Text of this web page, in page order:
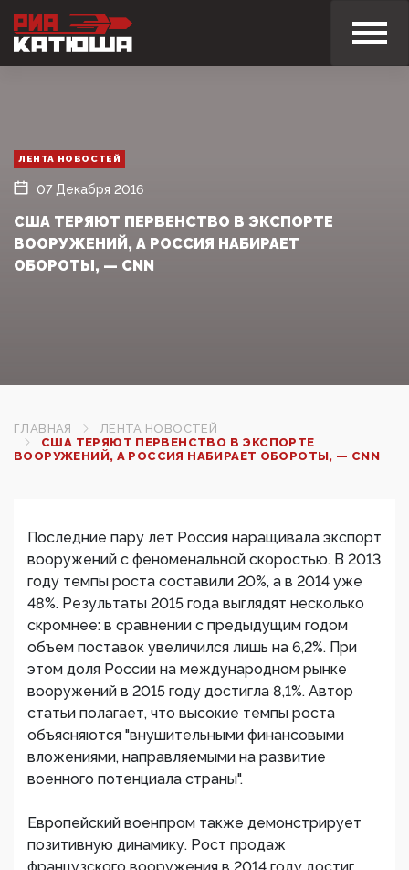
ЛЕНТА НОВОСТЕЙ
07 Декабря 2016
США ТЕРЯЮТ ПЕРВЕНСТВО В ЭКСПОРТЕ
ВООРУЖЕНИЙ, А РОССИЯ НАБИРАЕТ
ОБОРОТЫ, — CNN
ГЛАВНАЯ
ЛЕНТА НОВОСТЕЙ
США ТЕРЯЮТ ПЕРВЕНСТВО В ЭКСПОРТЕ
ВООРУЖЕНИЙ, А РОССИЯ НАБИРАЕТ ОБОРОТЫ, — CNN
Последние пару лет Россия наращивала экспорт
вооружений с феноменальной скоростью. В 2013
году темпы роста составили 20%, а в 2014 уже
48%. Результаты 2015 года выглядят несколько
скромнее: в сравнении с предыдущим годом
объем поставок увеличился лишь на 6,2%. При
этом доля России на международном рынке
вооружений в 2015 году достигла 8,1%. Автор
статьи полагает, что высокие темпы роста
объясняются "внушительными финансовыми
вложениями, направляемыми на развитие
военного потенциала страны".
Европейский военпром также демонстрирует
позитивную динамику. Рост продаж